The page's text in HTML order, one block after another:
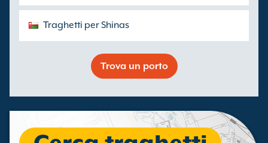
Traghetti per Shinas
Trova un porto